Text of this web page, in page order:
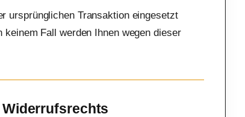
ursprünglichen Transaktion eingesetzt
Fall werden Ihnen wegen dieser